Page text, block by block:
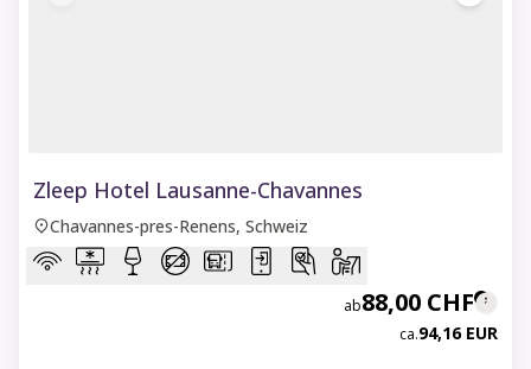
Zleep Hotel Lausanne-Chavannes
Chavannes-pres-Renens, Schweiz
ab88,00 CHF
ca.94,16 EUR